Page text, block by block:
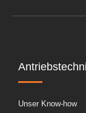
Unser Know-how